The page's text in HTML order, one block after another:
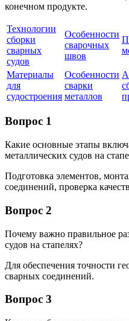
конечном продукте.
Технологии
сборки
сварных
судов
Особенности
сварочных
швов
Материалы
для
судостроения
Особенности
сварки
металлов
Вопрос 1
Какие основные этапы
металлических судов на
Подготовка элементов,
соединений, проверка
Вопрос 2
Почему важно правильное
судов на стапелях?
Для обеспечения точности
сварных соединений.
Вопрос 3